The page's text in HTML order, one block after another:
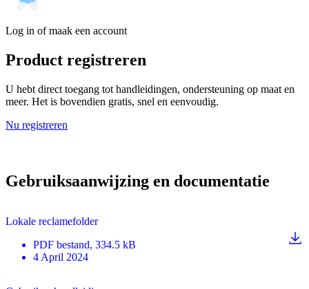
Log in of maak een account
Product registreren
U hebt direct toegang tot handleidingen, ondersteuning op maat en
meer. Het is bovendien gratis, snel en eenvoudig.
Nu registreren
Gebruiksaanwijzing en documentatie
Lokale reclamefolder
PDF bestand, 334.5 kB
4 April 2024